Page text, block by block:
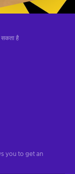
सकता है
you to get an